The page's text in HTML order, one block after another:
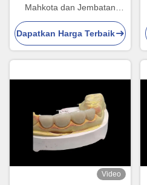
Mahkota dan Jembatan
Keramik dengan Penampilan
Alam yang Tepat dan Pilihan
yang Dapat Dikustomisasi
Dapatkan Harga Terbaik
Video